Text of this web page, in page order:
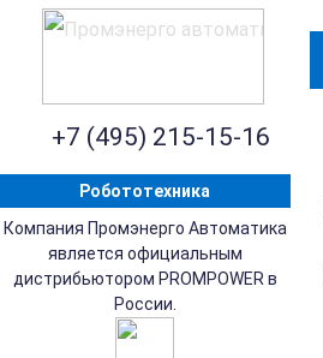
+7 (495) 215-15-16
Робототехника
Компания Промэнерго Автоматика
является официальным
дистрибьютором PROMPOWER в
России.